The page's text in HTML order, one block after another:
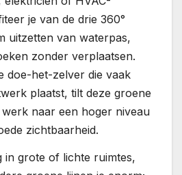
je van de drie 360°
uitzetten van waterpas,
zonder verplaatsen.
doe-het-zelver die vaak
plaatst, tilt deze groene
naar een hoger niveau
zichtbaarheid.
in grote of lichte ruimtes,